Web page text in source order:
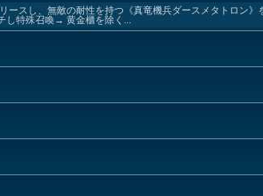
ースし、無敵の耐性を持つ《真竜機兵ダースメタトロン
し特殊召喚→ 黄金櫃を除く...